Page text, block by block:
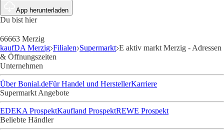
App herunterladen
Du bist hier
66663 Merzig
kaufDA Merzig Filialen Supermarkt E aktiv markt Merzig - Adressen
& Öffnungszeiten
Unternehmen
Über Bonial.deFür Handel und HerstellerKarriere
Supermarkt Angebote
EDEKA ProspektKaufland ProspektREWE Prospekt
Beliebte Händler